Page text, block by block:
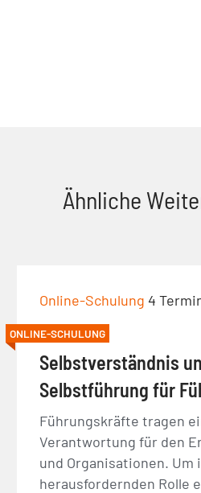
Ähnliche
Online-Schulung 4
ONLINE-SCHULUNG
Selbstverständnis
Selbstführung für
Führungskräfte tragen
Verantwortung für den
und Organisationen. Um
herausfordernden Rolle